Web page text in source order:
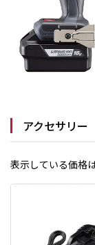
アクセサリー
表示している価格